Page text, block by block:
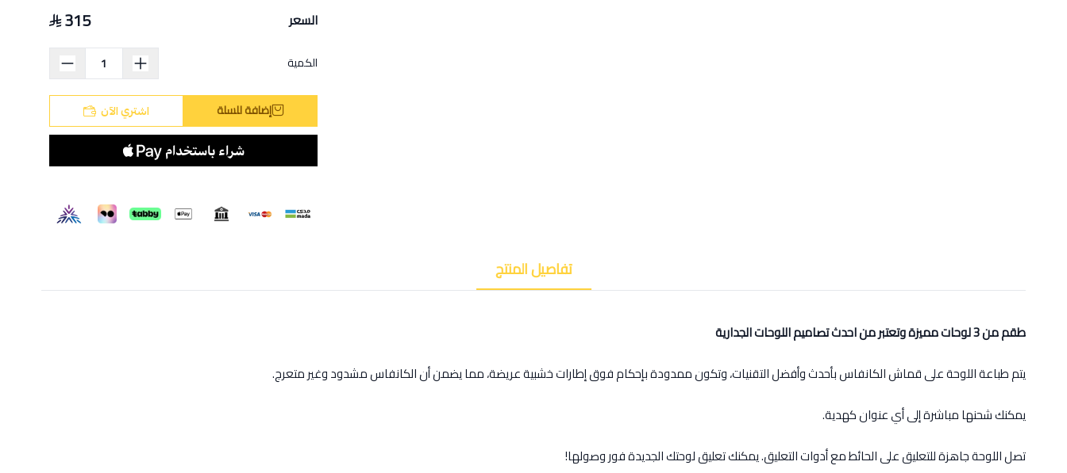
السعر 315
الكمية
إضافة للسلة اشتري الآن
تفاصيل المنتج
طقم من 3 لوحات مميزة وتعتبر من احدث تصاميم اللوحات الجدارية
يتم طباعة اللوحة على قماش الكانفاس بأحدث وأفضل التقنيات، وتكون ممدودة بإحكام فوق إطارات خشبية عريضة، مما يضمن أن الكانفاس مشدود وغير متعرج.
يمكنك شحنها مباشرة إلى أي عنوان كهدية.
تصل اللوحة جاهزة للتعليق على الحائط مع أدوات التعليق. يمكنك تعليق لوحتك الجديدة فور وصولها!